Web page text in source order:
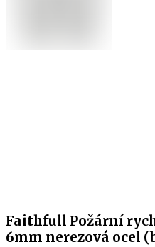
Faithfull Požární
6mm nerezová ocel